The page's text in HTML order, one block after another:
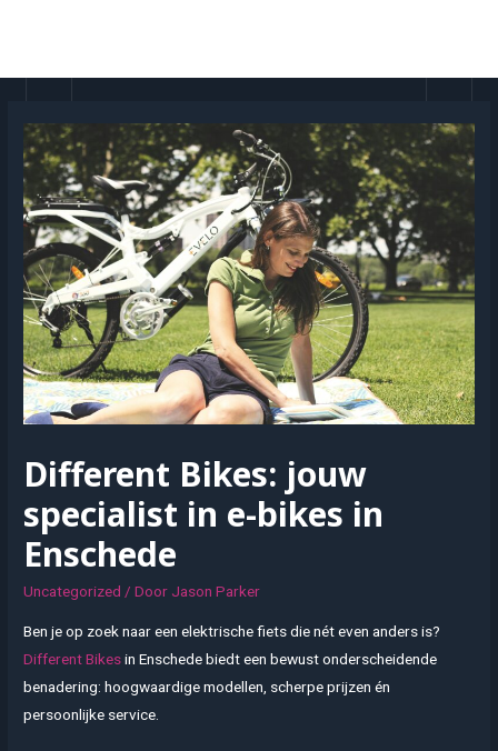
Different Bikes: jouw
specialist in e-bikes in
Enschede
Uncategorized / Door Jason Parker
Ben je op zoek naar een elektrische fiets die nét even anders is?
Different Bikesin Enschede biedt een bewust onderscheidende
benadering: hoogwaardige modellen, scherpe prijzen én
persoonlijke service.